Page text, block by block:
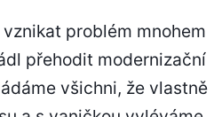
problém mnohem
přehodit modernizační
všichni, že vlastně